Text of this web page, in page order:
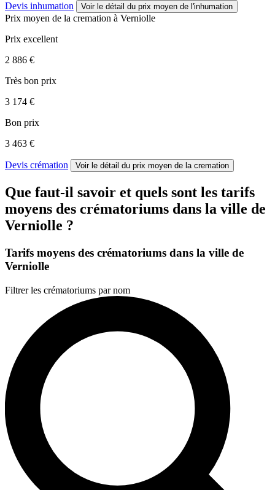
Devis inhumation Voir le détail du prix moyen de l'inhumation
Prix moyen de la cremation à Verniolle
Prix excellent
2 886 €
Très bon prix
3 174 €
Bon prix
3 463 €
Devis crémation Voir le détail du prix moyen de la cremation
Que faut-il savoir et quels sont les tarifs
moyens des crématoriums dans la ville de
Verniolle ?
Tarifs moyens des crématoriums dans la ville de
Verniolle
Filtrer les crématoriums par nom